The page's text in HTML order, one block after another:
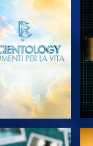
GUARDA